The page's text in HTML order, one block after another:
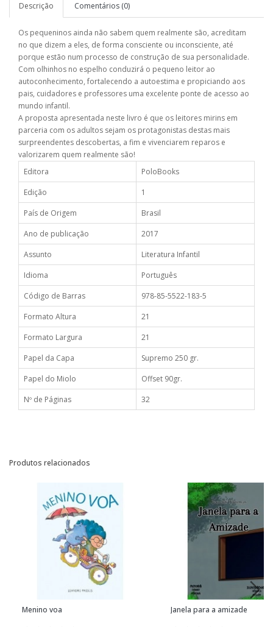
Descrição
Comentários (0)
Os pequeninos ainda não sabem quem realmente são, acreditam
no que dizem a eles, de forma consciente ou inconsciente, até
porque estão num processo de construção de sua personalidade.
Com olhinhos no espelho conduzirá o pequeno leitor ao
autoconhecimento, fortalecendo a autoestima e propiciando aos
pais, cuidadores e professores uma excelente ponte de acesso ao
mundo infantil.
A proposta apresentada neste livro é que os leitores mirins em
parceria com os adultos sejam os protagonistas destas mais
surpreendentes descobertas, a fim e vivenciarem reparos e
valorizarem quem realmente são!
Editora
PoloBooks
Edição
1
País de Origem
Brasil
Ano de publicação
2017
Assunto
Literatura Infantil
Idioma
Português
Código de Barras
978-85-5522-183-5
Formato Altura
21
Formato Largura
21
Papel da Capa
Supremo 250 gr.
Papel do Miolo
Offset 90gr.
Nº de Páginas
32
Produtos relacionados
Menino voa Janela para a amizade